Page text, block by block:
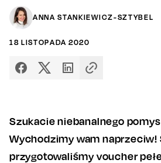
ANNA STANKIEWICZ-SZTYBEL
18 LISTOPADA 2020
Szukacie niebanalnego
Wychodzimy wam naprzeciw!
przygotowaliśmy voucher